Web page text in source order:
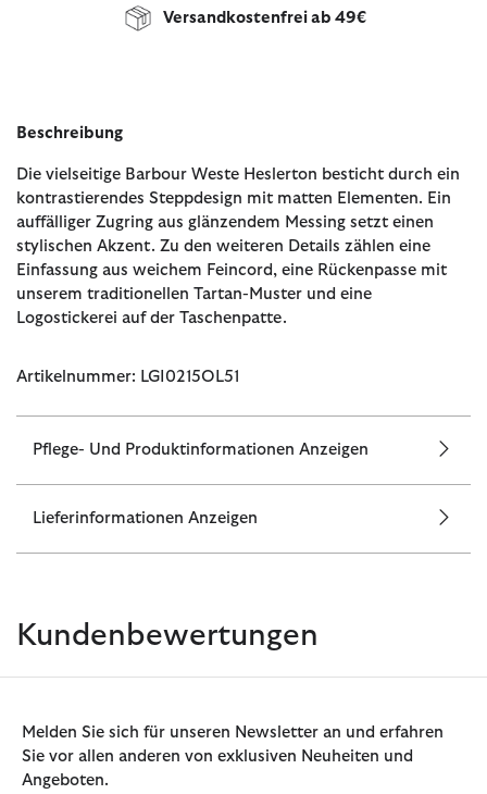
Versandkostenfrei ab 49€
Beschreibung
Die vielseitige Barbour Weste Heslerton besticht durch ein
kontrastierendes Steppdesign mit matten Elementen. Ein
auffälliger Zugring aus glänzendem Messing setzt einen
stylischen Akzent. Zu den weiteren Details zählen eine
Einfassung aus weichem Feincord, eine Rückenpasse mit
unserem traditionellen Tartan-Muster und eine
Logostickerei auf der Taschenpatte.
Artikelnummer: LGI0215OL51
Pflege- Und Produktinformationen Anzeigen
Lieferinformationen Anzeigen
Kundenbewertungen
Melden Sie sich für unseren Newsletter an und erfahren
Sie vor allen anderen von exklusiven Neuheiten und
Angeboten.